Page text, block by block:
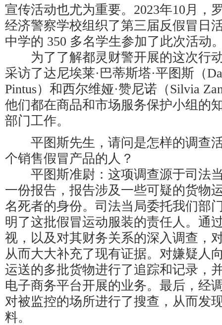
宣传活动也尤为重要。2023年10月，
经济警察学校组织了第三届反假冒日
中学的 350 多名学生参加了此次活动
为了了解都灵财警开展的这次行
采访了达尼埃莱·巴蒂斯塔·平图斯（
Pintus）和西尔维娅·赞尼诺（Silvia
他们都在商品和市场服务保护小组的
部门工作。
平图斯先生，请问是怎样的调查
个销售假冒产品的人？
平图斯准尉：这项调查源于司法
一份报告，报告涉及一些可疑的货物
名死者的身份。司法当局委托我们部
明了这批假冒运动服装的责任人。通
视，以及对其财务关系的深入调查，
从而大大补充了现有证据。对嫌疑人
运送的多批货物进行了追踪和记录，
电子商务平台开展的业务。最后，经
对被监控的场所进行了搜查，从而发
料。